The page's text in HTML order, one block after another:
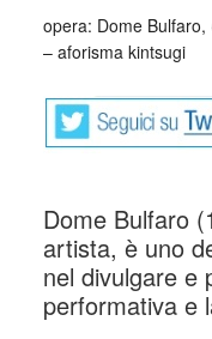
opera: Dome Bulfaro,
– aforisma kintsugi
Dome Bulfaro
artista, è uno
nel divulgare e
performativa e